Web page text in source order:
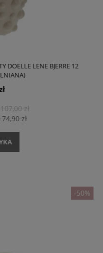
DOELLE LENE BJERRE 12
107,00 zł
74,90 zł
-50%